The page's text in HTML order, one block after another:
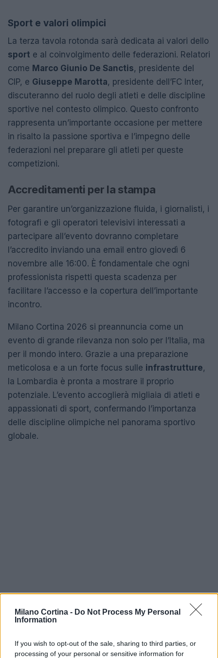
Milano Cortina - Do Not Process My Personal
Information
If you wish to opt-out of the sale, sharing to third parties, or
processing of your personal or sensitive information for
Sport e valori olimpici
La terza tavola rotonda sarà dedicata ai valori dello
sport e al coinvolgimento delle federazioni. Relatori
come Marco Giunio De Sanctis, presidente del
CIP, e Giuseppe Marotta, presidente dell’FC Inter,
discuteranno del ruolo degli atleti e delle discipline
sportive nel contesto olimpico. Questo confronto
rappresenta un’importante occasione per mettere
in risalto la passione sportiva e l’impegno delle
federazioni nel preparare gli atleti per queste
competizioni.
Accreditamenti per la stampa
Per garantire un’organizzazione fluida, i giornalisti, i
fotografi e gli operatori televisivi interessati a
partecipare all’evento dovranno completare
l’accredito inviando una email entro giovedì 6
novembre alle 16:00. È fondamentale che ogni
professionista rispetti questa scadenza per
facilitare l’accesso e la copertura dell’importante
incontro.
Milano Cortina 2026 si preannuncia come un
evento di grande rilevanza non solo per l’Italia, ma
per il mondo intero. Grazie a una preparazione
meticolosa e a un forte focus sulle infrastrutture,
la Lombardia è pronta a mostrare il proprio
potenziale. L’evento accoglierà migliaia di atleti e
appassionati di sport, confermando l’importanza
delle discipline olimpiche nel panorama sportivo
globale.
AiAdhubMedia